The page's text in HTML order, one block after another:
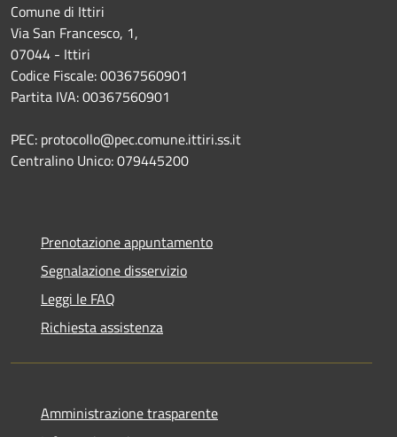
Comune di Ittiri
Via San Francesco, 1,
07044 - Ittiri
Codice Fiscale: 00367560901
Partita IVA: 00367560901
PEC: protocollo@pec.comune.ittiri.ss.it
Centralino Unico: 079445200
Prenotazione appuntamento
Segnalazione disservizio
Leggi le FAQ
Richiesta assistenza
Amministrazione trasparente